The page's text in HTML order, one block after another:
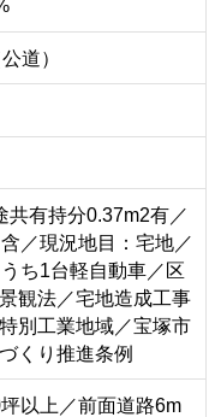
道）
共有持分0.37m2有／
／現況地目：宅地／
ち1台軽自動車／区
観法／宅地造成工事
別工業地域／宝塚市
くり推進条例
以上／前面道路6m